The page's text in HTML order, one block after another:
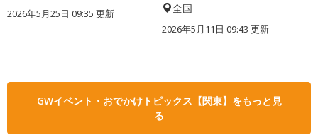
2026年5月25日 09:35 更新 全国
2026年5月11日 09:43 更新
GWイベント・おでかけトピックス【関東】をもっと見
る